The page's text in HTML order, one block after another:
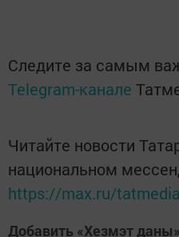
Следите за самым
Telegram-канале
Читайте новости
национальном
https://max.ru/tatmedia
Добавить «Хезмэт